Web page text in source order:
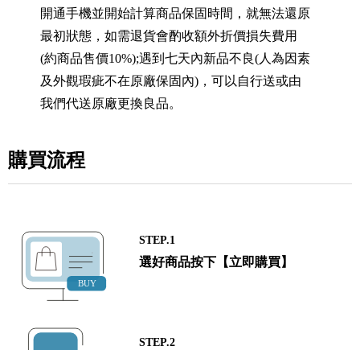
開通手機並開始計算商品保固時間，就無法還原
最初狀態，如需退貨會酌收額外折價損失費用
(約商品售價10%);遇到七天內新品不良(人為因素
及外觀瑕疵不在原廠保固內)，可以自行送或由
我們代送原廠更換良品。
購買流程
STEP.1
選好商品按下【立即購買】
STEP.2